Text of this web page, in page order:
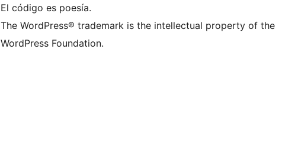
El código es poesía.
The WordPress® trademark is the intellectual property of the
WordPress Foundation.